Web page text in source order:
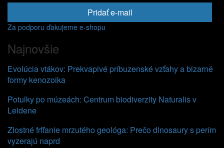
Pridať e-mail
Za podporu ďakujeme e-shopu
Najnovšie
Evolúcia vtákov: Prekvapivé príbuzenské vzťahy a bizarné
formy kenozoika
Potulky po múzeách: Centrum biodiverzity Naturalis v
Leidene
Zlostné frfľanie mrzutého geológa: Prečo dinosaury s perím
vyzerajú naprd